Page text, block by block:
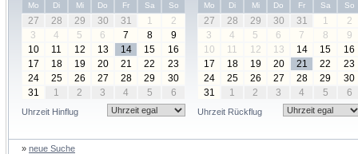
Mo
Di Mi Do Fr Sa So
27 28 29 30 31 1
2
3
4 5 6 7 8
9
10
11 12 13 14 15
16
17
18 19 20 21 22
23
24
25 26 27 28 29
30
31
1 2 3 4 5 6
Uhrzeit Hinflug
Mo
Di Mi Do Fr Sa So
27 28 29 30 31 1
2
3
4 5 6 7 8
9
10
11 12 13 14 15
16
17
18 19 20 21 22
23
24
25 26 27 28 29
30
31
1 2 3 4 5 6
Uhrzeit Rückflug
» neue Suche